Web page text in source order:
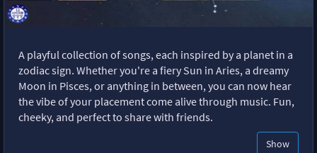
A playful collection of songs, each inspired by a planet in a
zodiac sign. Whether you're a fiery Sun in Aries, a dreamy
Moon in Pisces, or anything in between, you can now hear
the vibe of your placement come alive through music. Fun,
cheeky, and perfect to share with friends.
Show